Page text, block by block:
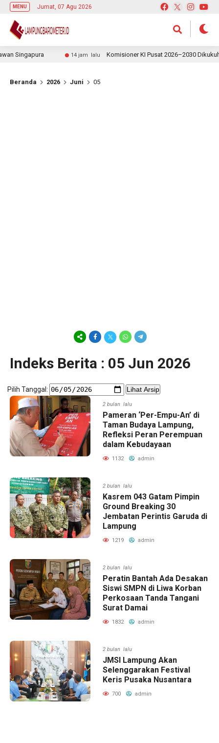
MENU Jumat, 07 Agu 2026
Singapura 14 jam lalu Komisioner KI Pusat 2026–2030
Beranda 2026 Juni 05
Indeks Berita : 05 Jun 2026
Pilih Tanggal: Lihat Arsip
2 bulan lalu
Pameran ‘Per-Empu-An’ di
Taman Budaya Lampung,
Refleksi Peran Perempuan
dalam Kebudayaan
1132 admin
2 bulan lalu
Kasrem 043 Gatam Pimpin
Ground Breaking 30
Jembatan Perintis Garuda di
Lampung
1219 admin
2 bulan lalu
Peratin Bantah Ada Desakan
Siswi SMPN di Liwa Korban
Perkosaan Tanda Tangani
Surat Damai
1832 admin
2 bulan lalu
JMSI Lampung Akan
Selenggarakan Festival
Keris Pusaka Nusantara
700 admin